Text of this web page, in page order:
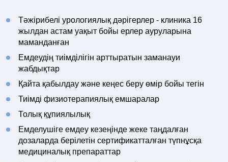
Тәжірибелі урологиялық дәрігерлер - клиника 16
жылдан астам уақыт бойы ерлер ауруларына
маманданған
Емдеудің тиімділігін арттыратын заманауи
жабдықтар
Қайта қабылдау және кеңес беру өмір бойы тегін
Тиімді физиотерапиялық емшаралар
Толық құпиялылық
Емделушіге емдеу кезеңінде жеке таңдалған
дозаларда берілетін сертификатталған түпнұсқа
медициналық препараттар